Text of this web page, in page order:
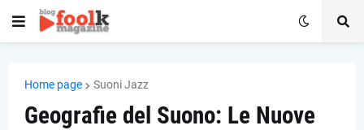
Home page Suoni Jazz
Geografie del Suono: Le Nuove